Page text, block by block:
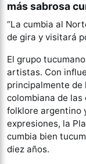
más sabrosa
“La cumbia al
de gira y visitará
El grupo
artistas. Con
principalmente de
colombiana de las
folklore argentino
expresiones, la
cumbia bien
diez años.